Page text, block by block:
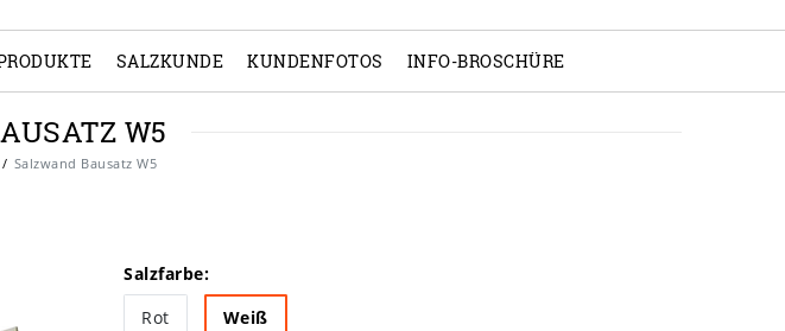
SALZKUNDE KUNDENFOTOS INFO-BROSCHÜRE
W5
Salzwand Bausatz W5
Salzfarbe:
Rot
Weiß